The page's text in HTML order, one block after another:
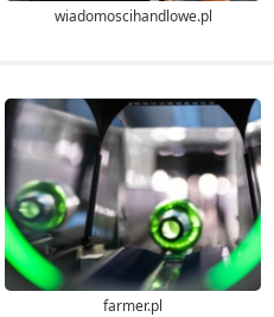
wiadomoscihandlowe.pl
farmer.pl